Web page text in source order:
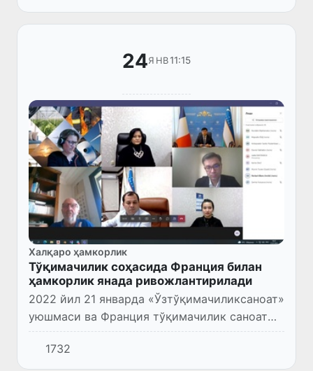
24ЯНВ11:15
Халқаро ҳамкорлик
Тўқимачилик соҳасида Франция билан
ҳамкорлик янада ривожлантирилади
2022 йил 21 январда «Ўзтўқимачиликсаноат»
уюшмаси ва Франция тўқимачилик саноат
иттифоқи ўртасида видеоканференцалоқа
орқали учрашув бўлиб ўтди.
1732